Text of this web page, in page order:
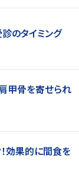
のタイミング
甲骨を寄せられ
効果的に間食を